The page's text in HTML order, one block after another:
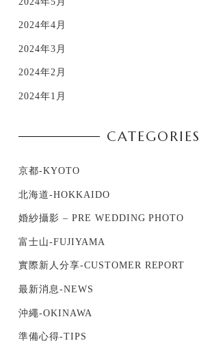
2024年4月
2024年3月
2024年2月
2024年1月
CATEGORIES
京都-KYOTO
北海道-HOKKAIDO
婚紗攝影 – PRE WEDDING PHOTO
富士山-FUJIYAMA
實際新人分享-CUSTOMER REPORT
最新消息-NEWS
沖繩-OKINAWA
準備心得-TIPS